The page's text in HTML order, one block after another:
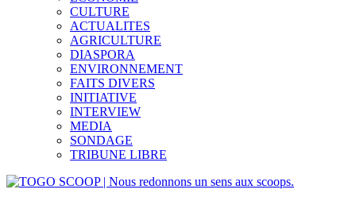
CULTURE
ACTUALITES
AGRICULTURE
DIASPORA
ENVIRONNEMENT
FAITS DIVERS
INITIATIVE
INTERVIEW
MEDIA
SONDAGE
TRIBUNE LIBRE